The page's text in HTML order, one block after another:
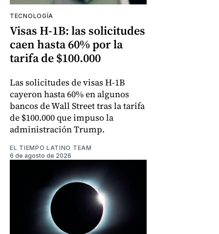
TECNOLOGÍA
Visas H-1B: las solicitudes
caen hasta 60% por la
tarifa de $100.000
Las solicitudes de visas H-1B
cayeron hasta 60% en algunos
bancos de Wall Street tras la tarifa
de $100.000 que impuso la
administración Trump.
EL TIEMPO LATINO TEAM
6 de agosto de 2026